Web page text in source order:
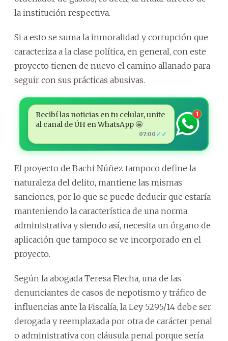
la institución respectiva.
Si a esto se suma la inmoralidad y corrupción que
caracteriza a la clase política, en general, con este
proyecto tienen de nuevo el camino allanado para
seguir con sus prácticas abusivas.
Recibí las noticias en tu celular, unite
al canal de ÚH en WhatsApp 🤩
07:00 ✓✓
1
El proyecto de Bachi Núñez tampoco define la
naturaleza del delito, mantiene las mismas
sanciones, por lo que se puede deducir que estaría
manteniendo la característica de una norma
administrativa y siendo así, necesita un órgano de
aplicación que tampoco se ve incorporado en el
proyecto.
Según la abogada Teresa Flecha, una de las
denunciantes de casos de nepotismo y tráfico de
influencias ante la Fiscalía, la Ley 5295/14 debe ser
derogada y reemplazada por otra de carácter penal
o administrativa con cláusula penal porque sería